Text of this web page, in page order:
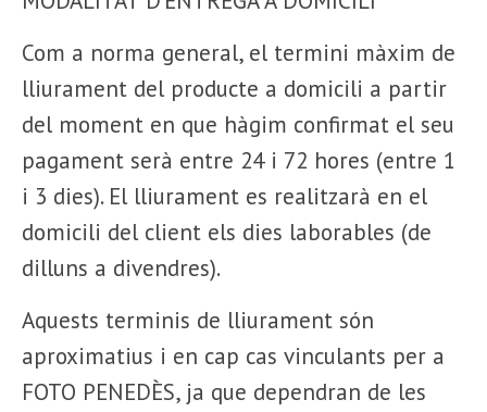
Com a norma general, el termini màxim de
lliurament del producte a domicili a partir
del moment en que hàgim confirmat el seu
pagament serà entre 24 i 72 hores (entre 1
i 3 dies). El lliurament es realitzarà en el
domicili del client els dies laborables (de
dilluns a divendres).
Aquests terminis de lliurament són
aproximatius i en cap cas vinculants per a
FOTO PENEDÈS, ja que dependran de les